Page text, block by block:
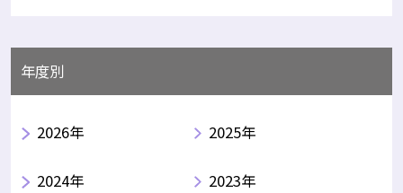
年度別
2026年 2025年
2024年 2023年